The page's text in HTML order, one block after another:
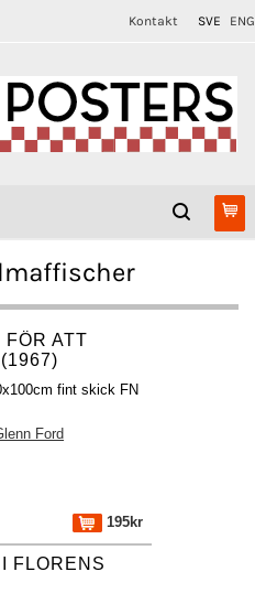
Kontakt SVE ENG
FÖR ATT
fint skick FN
Ford
195kr
FLORENS